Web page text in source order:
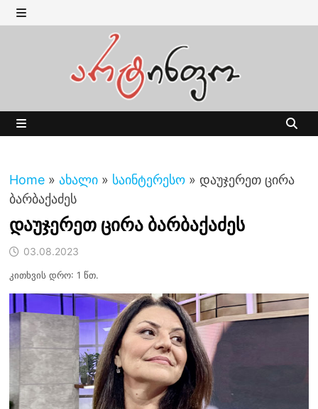
Skip
to MENU
Home » ახალი » საინტერესო » დაუჯერეთ ცირა
ბარბაქაძეს
დაუჯერეთ ცირა ბარბაქაძეს
03.08.2023
კითხვის დრო: 1 წთ.